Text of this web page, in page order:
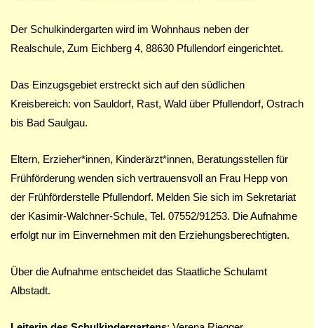
Der Schulkindergarten wird im Wohnhaus neben der
Realschule, Zum Eichberg 4, 88630 Pfullendorf eingerichtet.
Das Einzugsgebiet erstreckt sich auf den südlichen
Kreisbereich: von Sauldorf, Rast, Wald über Pfullendorf, Ostrach
bis Bad Saulgau.
Eltern, Erzieher*innen, Kinderärzt*innen, Beratungsstellen für
Frühförderung wenden sich vertrauensvoll an Frau Hepp von
der Frühförderstelle Pfullendorf. Melden Sie sich im Sekretariat
der Kasimir-Walchner-Schule, Tel. 07552/91253. Die Aufnahme
erfolgt nur im Einvernehmen mit den Erziehungsberechtigten.
Über die Aufnahme entscheidet das Staatliche Schulamt
Albstadt.